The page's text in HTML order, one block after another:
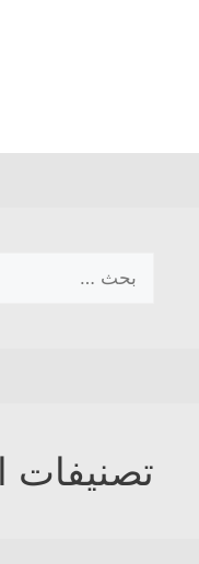
عن:
تصنيفات